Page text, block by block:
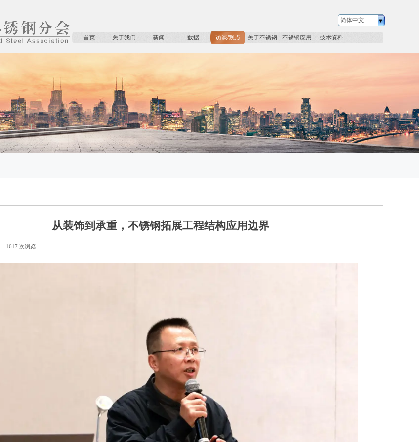
首页 关于我们 新闻 数据 访谈/观点 关于不锈钢 不锈钢应用 技术资料
简体中文
从装饰到承重，不锈钢拓展工程结构应用边界
1617 次浏览